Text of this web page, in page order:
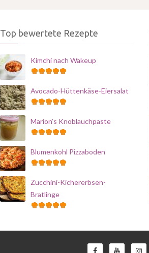
Top bewertete Rezepte
Kimchi nach Wakeup
Avocado-Hüttenkäse-Eiersalat
Marion’s Knoblauchpaste
Blumenkohl Pizzaboden
Zucchini-Kichererbsen-
Bratlinge